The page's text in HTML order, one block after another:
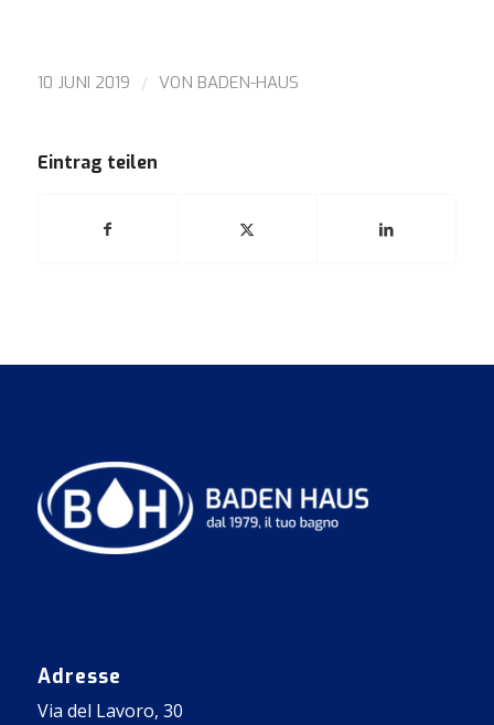
10 JUNI 2019 / VON BADEN-HAUS
Eintrag teilen
Adresse
Via del Lavoro, 30